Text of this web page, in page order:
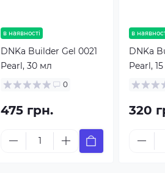
в наявності
DNKa Builder Gel 0021
Pearl, 30 мл
0
475 грн.
в
DNKa
Pearl,
320